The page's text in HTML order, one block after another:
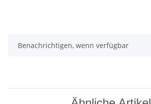
Benachrichtigen, wenn verfügbar